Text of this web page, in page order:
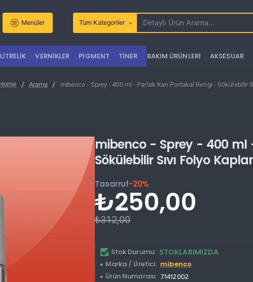
Menüler Tüm Kategoriler
Detaylı
Arama...
LITRELIK VERNIKLER PIGMENT TINER BAKIM ÜRÜNLERI AKSESUAR
Arama mibenco - Sprey - 400 ml - Parlak Kan Portakal Rengi - Sökülebilir
mibenco - Sprey - 400 ml
Sökülebilir Sıvı Folyo
Stok Durumu: STOKLARIMIZDA
Marka / Üretici: mibenco
Ürün Numarası: 71412002
Tasarruf-20%
₺250,00
₺312,00